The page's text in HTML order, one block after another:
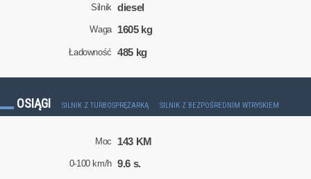
Silnik diesel
Waga 1605 kg
Ładowność 485 kg
OSIĄGI SILNIK Z TURBOSPRĘŻARKĄ SILNIK Z BEZPOŚREDNIM WTRYSKIEM
Moc 143 KM
0-100 km/h 9.6 s.